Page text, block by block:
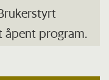
åpent program.
og
av bl.a.